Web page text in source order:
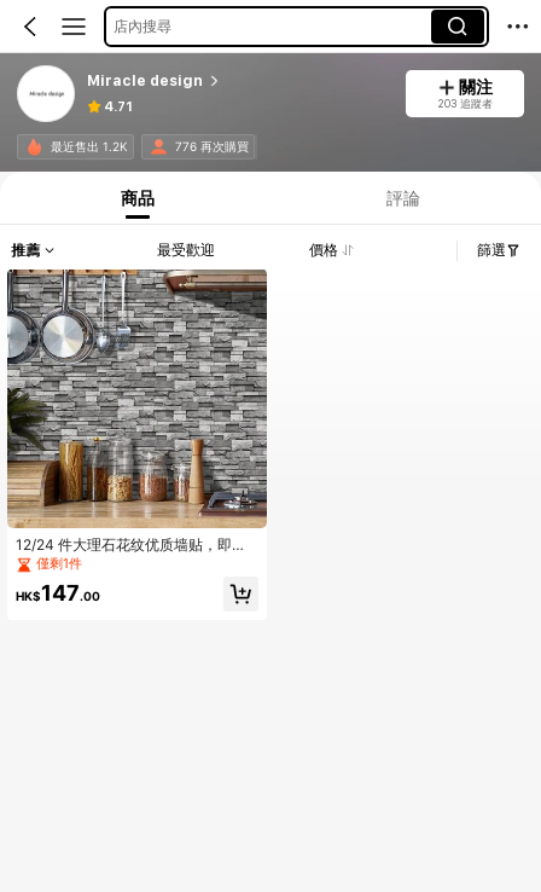
店內搜尋
Miracle design
4.71
關注
203 追蹤者
最近售出 1.2K 776 再次購買
商品 評論
推薦 最受歡迎 價格 篩選
12/24 件大理石花纹优质墙贴，即撕
即贴壁纸，自粘式，适用于橱柜、桌
子、椅子和厨房浴室，防水、易用、
防油，水晶膜墙纸，翻新墙面装饰，
僅剩1件
HK$147.00